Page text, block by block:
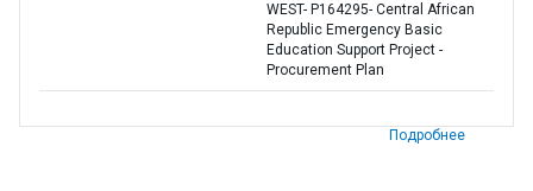
WEST- P164295- Central African
Republic Emergency Basic
Education Support Project -
Procurement Plan
Подробнее